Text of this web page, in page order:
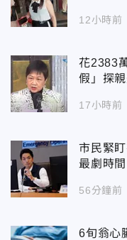
12小時前
花2383
假」探
17小時前
市民緊
最劇時間
56分鐘前
6旬翁心